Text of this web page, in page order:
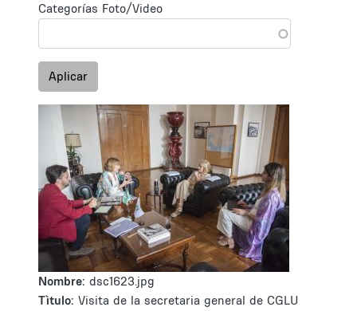
Categorías Foto/Video
Aplicar
Nombre: dsc1623.jpg
Tìtulo: Visita de la secretaria general de CGLU